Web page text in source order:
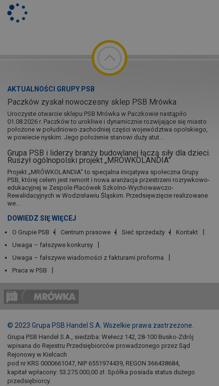
AKTUALNOŚCI GRUPY PSB
Paczków zyskał nowoczesny sklep PSB Mrówka
Uroczyste otwarcie sklepu PSB Mrówka w Paczkowie nastąpiło
01.08.2026 r. Paczków to urokliwe i dynamicznie rozwijające się miasto
położone w południowo-zachodniej części województwa opolskiego,
w powiecie nyskim. Jego położenie stanowi duży atut...
Grupa PSB i liderzy branży budowlanej łączą siły dla dzieci.
Ruszył ogólnopolski projekt „MRÓWKOLANDIA”
Projekt „MRÓWKOLANDIA” to specjalna inicjatywa społeczna Grupy
PSB, której celem jest remont i nowa aranżacja przestrzeni rozrywkowo-
edukacyjnej w Zespole Placówek Szkolno-Wychowawczo-
Rewalidacyjnych w Wodzisławiu Śląskim. Przedsięwzięcie realizowane
we...
DOWIEDZ SIĘ WIĘCEJ
O Grupie PSB Centrum prasowe Sieć sprzedaży
Kontakt
Uwaga – fałszywe konkursy
Uwaga – fałszywe wiadomości z fakturami proforma
Praca w PSB
© 2023 Grupa PSB Handel S.A. Wszelkie prawa zastrzeżone.
Grupa PSB Handel S.A., siedziba: Wełecz 142, 28-100 Busko-Zdrój
wpisana do Rejestru Przedsiębiorców prowadzonego przez Sąd
Rejonowy w Kielcach
pod nr KRS 0000661047, NIP 6551974439, REGON 366438684,
kapitał wpłacony: 53.275.000,00 zł. Spółka posiada status dużego
przedsiębiorcy.